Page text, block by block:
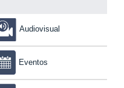
Audiovisual
Eventos